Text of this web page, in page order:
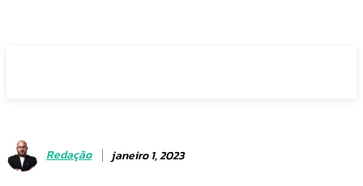
Redação janeiro 1, 2023